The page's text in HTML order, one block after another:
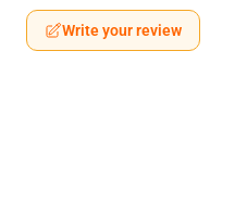
Write your review